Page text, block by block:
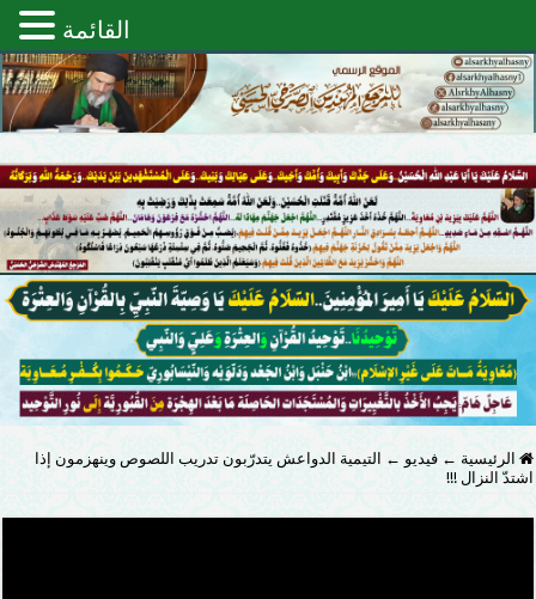
الرئيسية ← فيديو ← التيمية الدواعش ‏يتدرّبون تدريب اللصوص وينهزمون ‏إذا
القائمة